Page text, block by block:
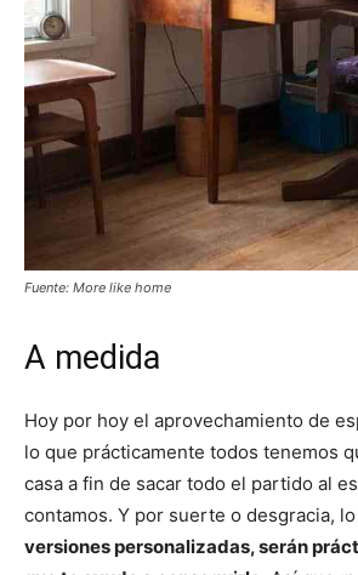
Fuente: More like home
A medida
Hoy por hoy el aprovechamiento de
lo que prácticamente todos tenemos
casa a fin de sacar todo el partido al
contamos. Y por suerte o desgracia,
versiones personalizadas, serán